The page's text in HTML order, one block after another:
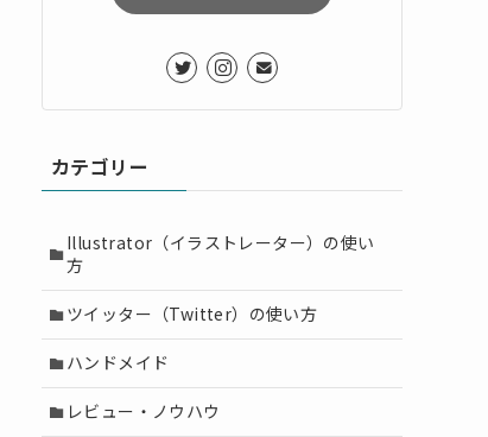
カテゴリー
Illustrator（イラストレーター）の使い
方
ツイッター（Twitter）の使い方
ハンドメイド
レビュー・ノウハウ